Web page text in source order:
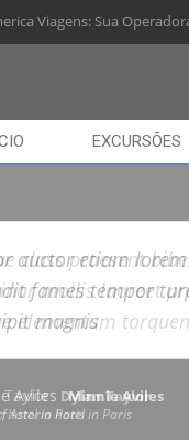
Viagens: Sua
EXCURSÕES
class praesent
mollis laoreet
elementum
Dylan Taylor
hotel in Paris